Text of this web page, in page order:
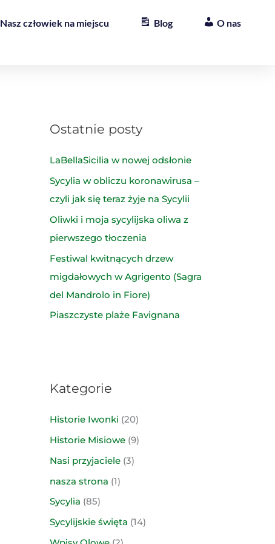
Nasz człowiek na miejscu Blog O nas
Ostatnie posty
LaBellaSicilia w nowej odsłonie
Sycylia w obliczu koronawirusa –
czyli jak się teraz żyje na Sycylii
Oliwki i moja sycylijska oliwa z
pierwszego tłoczenia
Festiwal kwitnących drzew
migdałowych w Agrigento (Sagra
del Mandrolo in Fiore)
Piaszczyste plaże Favignana
Kategorie
Historie Iwonki (20)
Historie Misiowe (9)
Nasi przyjaciele (3)
nasza strona (1)
Sycylia (85)
Sycylijskie święta (14)